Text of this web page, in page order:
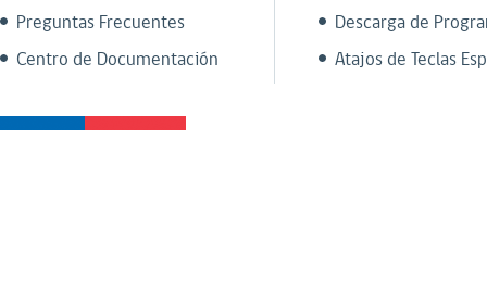
Preguntas Frecuentes
Centro de Documentación
Descarga de
Atajos de Teclas